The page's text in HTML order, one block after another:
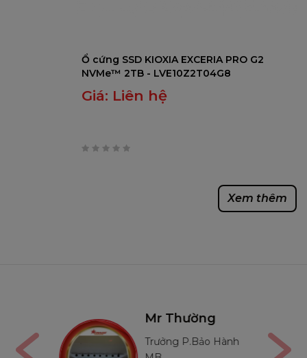
Ổ cứng SSD KIOXIA EXCERIA PRO G2
NVMe™ 2TB - LVE10Z2T04G8
Giá: Liên hệ
Xem thêm
Hành
Mr Thường
Trưởng P.Bảo Hành